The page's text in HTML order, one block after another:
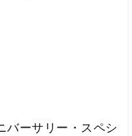
バーサリー・スペシ